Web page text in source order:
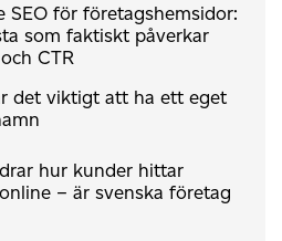
SEO för företagshemsidor:
som faktiskt påverkar
CTR
det viktigt att ha ett eget
hur kunder hittar
– är svenska företag